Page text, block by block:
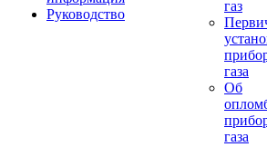
Руководство
газ
газа
Об
газа